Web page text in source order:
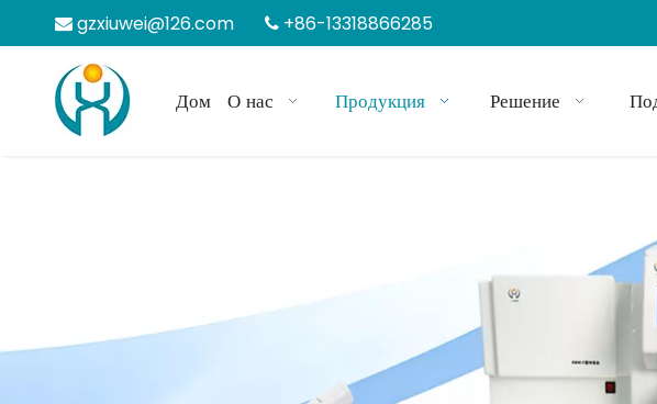
 gzxiuwei@126.com  +86-13318866285
Дом О нас Продукция Решение